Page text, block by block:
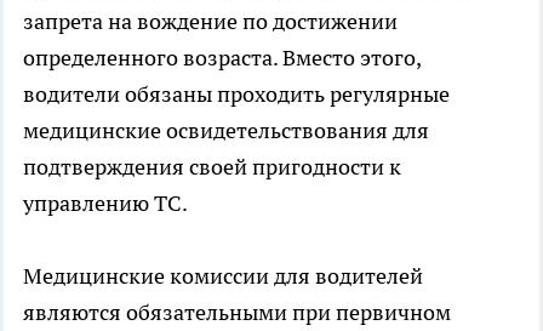
запрета на вождение по достижении
определенного возраста. Вместо этого,
водители обязаны проходить регулярные
медицинские освидетельствования для
подтверждения своей пригодности к
управлению ТС.
Медицинские комиссии для водителей
являются обязательными при первичном